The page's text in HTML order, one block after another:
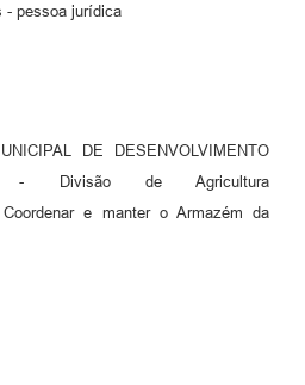
- pessoa jurídica
DE DESENVOLVIMENTO
- Divisão de Agricultura
Coordenar e manter o Armazém da